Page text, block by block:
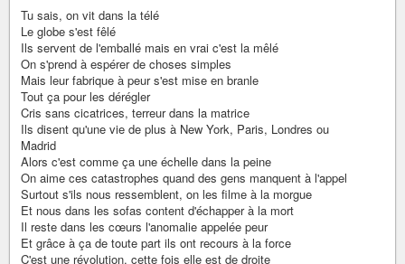
Tu sais, on vit dans la télé
Le globe s'est fêlé
Ils servent de l'emballé mais en vrai c'est la mêlé
On s'prend à espérer de choses simples
Mais leur fabrique à peur s'est mise en branle
Tout ça pour les dérégler
Cris sans cicatrices, terreur dans la matrice
Ils disent qu'une vie de plus à New York, Paris, Londres ou
Madrid
Alors c'est comme ça une échelle dans la peine
On aime ces catastrophes quand des gens manquent à l'appel
Surtout s'ils nous ressemblent, on les filme à la morgue
Et nous dans les sofas content d'échapper à la mort
Il reste dans les cœurs l'anomalie appelée peur
Et grâce à ça de toute part ils ont recours à la force
C'est une révolution, cette fois elle est de droite